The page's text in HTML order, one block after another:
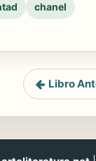
chanel
Libro